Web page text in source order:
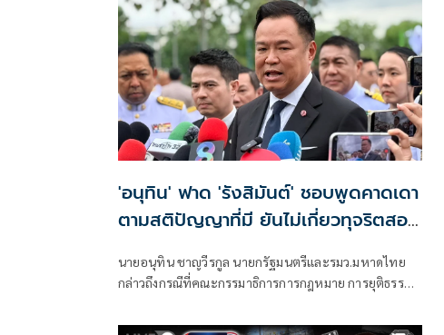
'อนุทิน' ฟาด 'รังสิมันต์' ชอบพูดคาดเดา
ตามสติปัญญาที่มี ยันไม่เกี่ยวทุจริตสอบ
นายอนุทิน ชาญวีรกูล นายกรัฐมนตรีและรมว.มหาดไทย
กล่าวถึงกรณีที่คณะกรรมาธิการการกฎหมาย การยุติธรรม
เป็นประธานกรรมาธิการ มีการอ้างชื่อนายกรัฐมนตรี